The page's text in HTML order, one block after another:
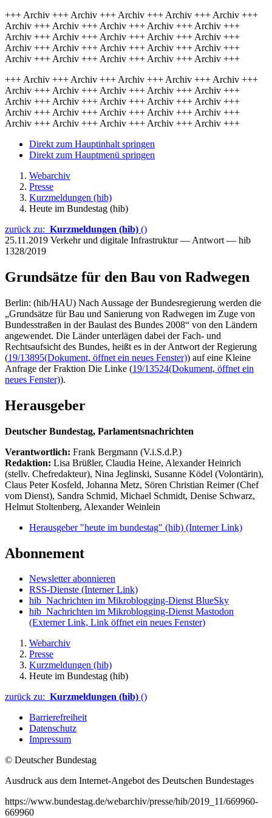
+++ Archiv +++ Archiv +++ Archiv +++ Archiv +++ Archiv +++
Archiv +++ Archiv +++ Archiv +++ Archiv +++ Archiv +++
Archiv +++ Archiv +++ Archiv +++ Archiv +++ Archiv +++
Archiv +++ Archiv +++ Archiv +++ Archiv +++ Archiv +++
Archiv +++ Archiv +++ Archiv +++ Archiv +++ Archiv +++
+++ Archiv +++ Archiv +++ Archiv +++ Archiv +++ Archiv +++
Archiv +++ Archiv +++ Archiv +++ Archiv +++ Archiv +++
Archiv +++ Archiv +++ Archiv +++ Archiv +++ Archiv +++
Archiv +++ Archiv +++ Archiv +++ Archiv +++ Archiv +++
Archiv +++ Archiv +++ Archiv +++ Archiv +++ Archiv +++
Direkt zum Hauptinhalt springen
Direkt zum Hauptmenü springen
Webarchiv
Presse
Kurzmeldungen (hib)
Heute im Bundestag (hib)
zurück zu: Kurzmeldungen (hib) ()
25.11.2019 Verkehr und digitale Infrastruktur — Antwort — hib
1328/2019
Grundsätze für den Bau von Radwegen
Berlin: (hib/HAU) Nach Aussage der Bundesregierung werden die
„Grundsätze für Bau und Sanierung von Radwegen im Zuge von
Bundesstraßen in der Baulast des Bundes 2008“ von den Ländern
angewendet. Die Länder unterlägen dabei der Fach- und
Rechtsaufsicht des Bundes, heißt es in der Antwort der Regierung
(19/13895(Dokument, öffnet ein neues Fenster)) auf eine Kleine
Anfrage der Fraktion Die Linke (19/13524(Dokument, öffnet ein
neues Fenster)).
Herausgeber
Deutscher Bundestag, Parlamentsnachrichten
Verantwortlich: Frank Bergmann (V.i.S.d.P.)
Redaktion: Lisa Brüßler, Claudia Heine, Alexander Heinrich
(stellv. Chefredakteur), Nina Jeglinski, Susanne Ködel (Volontärin),
Claus Peter Kosfeld, Johanna Metz, Sören Christian Reimer (Chef
vom Dienst), Sandra Schmid, Michael Schmidt, Denise Schwarz,
Helmut Stoltenberg, Alexander Weinlein
Herausgeber "heute im bundestag" (hib) (Interner Link)
Abonnement
Newsletter abonnieren
RSS-Dienste (Interner Link)
hib_Nachrichten im Mikroblogging-Dienst BlueSky
hib_Nachrichten im Mikroblogging-Dienst Mastodon
(Externer Link, Link öffnet ein neues Fenster)
Webarchiv
Presse
Kurzmeldungen (hib)
Heute im Bundestag (hib)
zurück zu: Kurzmeldungen (hib) ()
Barrierefreiheit
Datenschutz
Impressum
© Deutscher Bundestag
Ausdruck aus dem Internet-Angebot des Deutschen Bundestages
https://www.bundestag.de/webarchiv/presse/hib/2019_11/669960-
669960